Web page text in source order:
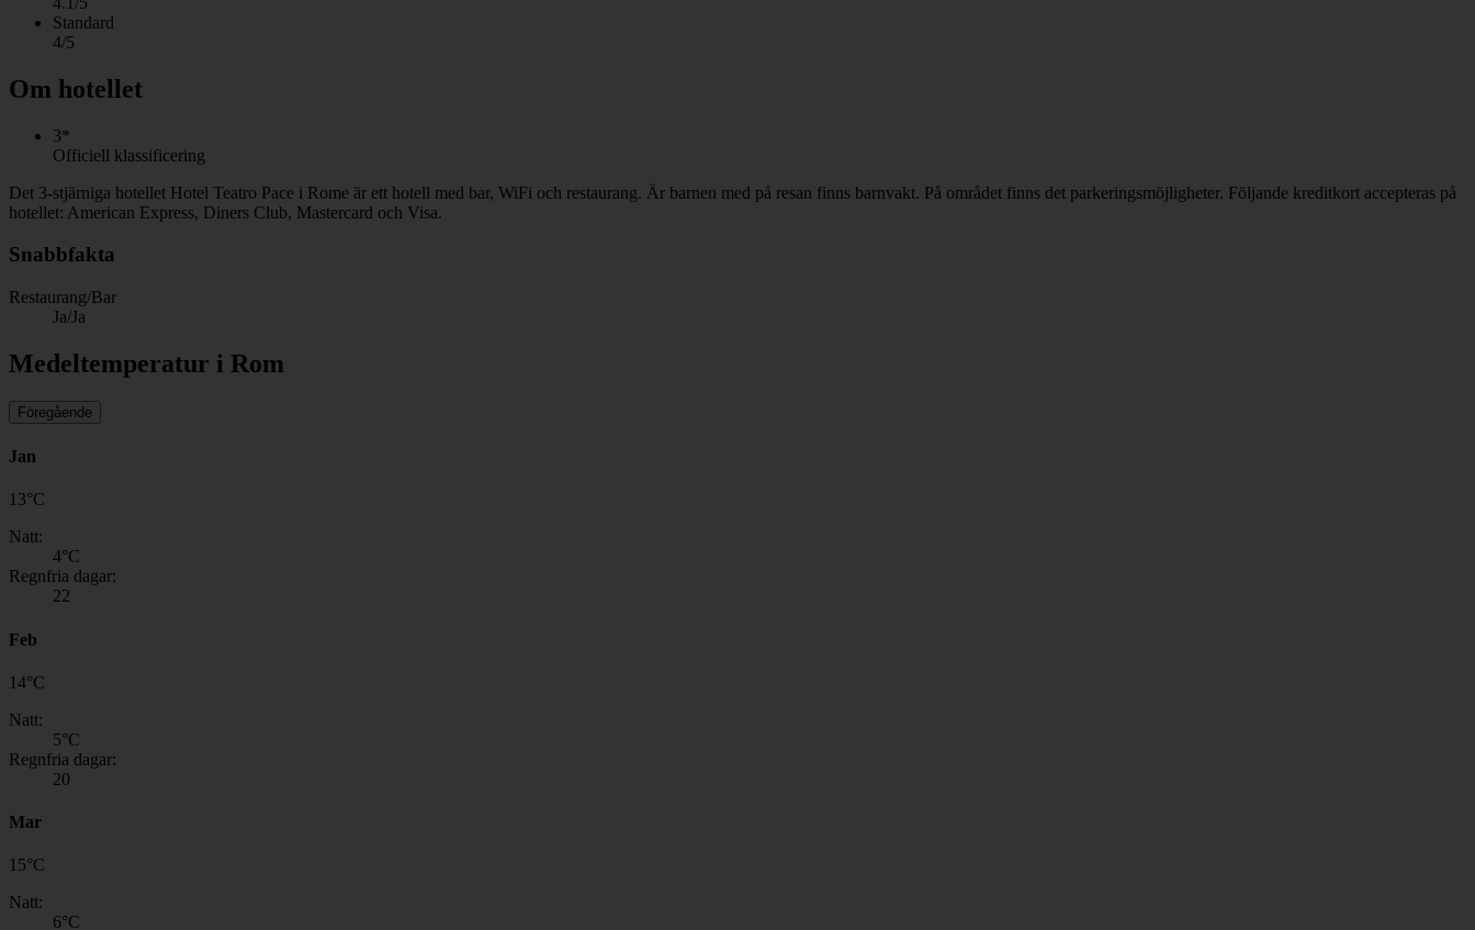
Standard
4/5
Om hotellet
3*
Officiell klassificering
Det 3-stjärniga hotellet Hotel Teatro Pace i Rome är ett hotell med bar, WiFi och restaurang. Är barnen med på resan finns barnvakt. På området finns det parkeringsmöjligheter. Följande kreditkort accepteras på
hotellet: American Express, Diners Club, Mastercard och Visa.
Snabbfakta
Restaurang/Bar
Ja/Ja
Medeltemperatur i Rom
Föregående
Jan
13°C
Natt:
4°C
Regnfria dagar:
22
Feb
14°C
Natt:
5°C
Regnfria dagar:
20
Mar
15°C
Natt:
6°C